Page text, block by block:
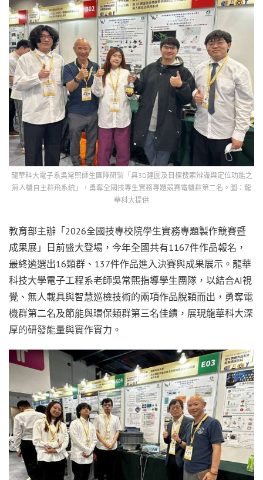
龍華科大電子系吳常熙師生團隊研製「具3D建圖及目標搜索辨識與定位功能之
無人機自主群飛系統」，勇奪全國技專生實務專題競賽電機群第二名。圖：龍
華科大提供
教育部主辦「2026全國技專校院學生實務專題製作競賽暨
成果展」日前盛大登場，今年全國共有1167件作品報名，
最終遴選出16類群、137件作品進入決賽與成果展示。龍華
科技大學電子工程系老師吳常熙指導學生團隊，以結合AI視
覺、無人載具與智慧巡檢技術的兩項作品脫穎而出，勇奪電
機群第二名及節能與環保類群第三名佳績，展現龍華科大深
厚的研發能量與實作實力。